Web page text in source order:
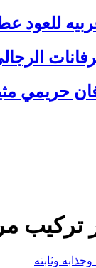
للعود
حريمي